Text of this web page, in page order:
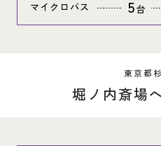
マイクロバス
5台
東京都
堀ノ内斎場